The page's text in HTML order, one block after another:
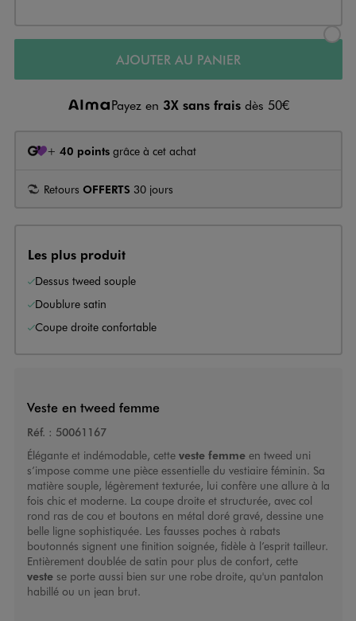
AJOUTER AU PANIER
Payez en 3X sans frais dès 50€
+ 40 points grâce à cet achat
Retours OFFERTS 30 jours
Les plus produit
Dessus tweed souple
Doublure satin
Coupe droite confortable
Veste en tweed femme
Réf. : 50061167
Élégante et indémodable, cette veste femmeen tweed uni
s’impose comme une pièce essentielle du vestiaire féminin. Sa
matière souple, légèrement texturée, lui confère une allure à la
fois chic et moderne. La coupe droite et structurée, avec col
rond ras de cou et boutons en métal doré gravé, dessine une
belle ligne sophistiquée. Les fausses poches à rabats
boutonnés signent une finition soignée, fidèle à l’esprit tailleur.
Entièrement doublée de satin pour plus de confort, cette
veste se porte aussi bien sur une robe droite, qu'un pantalon
habillé ou un jean brut.